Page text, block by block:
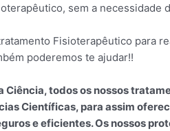
sem a necessidade
Fisioterapêutico para
poderemos te ajudar!!
Ciência, todos os nossos
Científicas, para assim
e eficientes. Os nossos